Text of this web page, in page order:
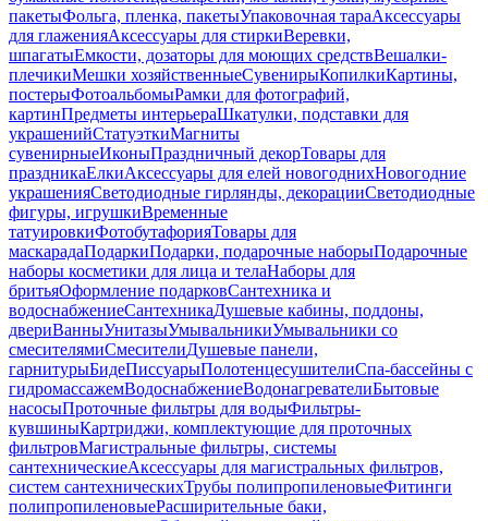
пакетыФольга, пленка, пакетыУпаковочная тараАксессуары
для глаженияАксессуары для стиркиВеревки,
шпагатыЕмкости, дозаторы для моющих средствВешалки-
плечикиМешки хозяйственныеСувенирыКопилкиКартины,
постерыФотоальбомыРамки для фотографий,
картинПредметы интерьераШкатулки, подставки для
украшенийСтатуэткиМагниты
сувенирныеИконыПраздничный декорТовары для
праздникаЕлкиАксессуары для елей новогоднихНовогодние
украшенияСветодиодные гирлянды, декорацииСветодиодные
фигуры, игрушкиВременные
татуировкиФотобутафорияТовары для
маскарадаПодаркиПодарки, подарочные наборыПодарочные
наборы косметики для лица и телаНаборы для
бритьяОформление подарковСантехника и
водоснабжениеСантехникаДушевые кабины, поддоны,
двериВанныУнитазыУмывальникиУмывальники со
смесителямиСмесителиДушевые панели,
гарнитурыБидеПиссуарыПолотенцесушителиСпа-бассейны с
гидромассажемВодоснабжениеВодонагревателиБытовые
насосыПроточные фильтры для водыФильтры-
кувшиныКартриджи, комплектующие для проточных
фильтровМагистральные фильтры, системы
сантехническиеАксессуары для магистральных фильтров,
систем сантехническихТрубы полипропиленовыеФитинги
полипропиленовыеРасширительные баки,